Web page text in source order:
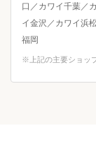
口／カワイ千葉／
イ金沢／カワイ浜
福岡
※上記の主要ショッ